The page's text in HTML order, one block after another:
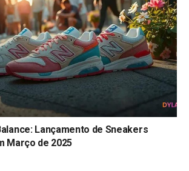
Lançamento de Sneakers
Março de 2025